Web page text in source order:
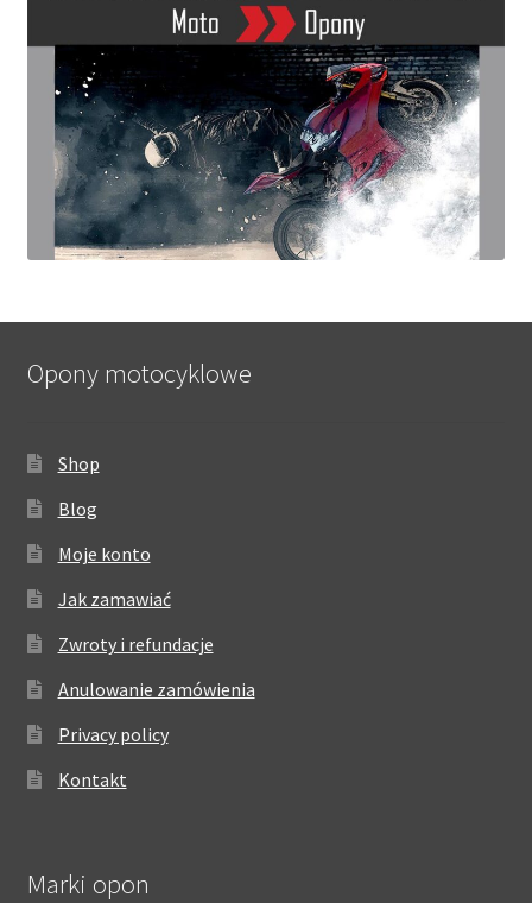
Opony motocyklowe
Shop
Blog
Moje konto
Jak zamawiać
Zwroty i refundacje
Anulowanie zamówienia
Privacy policy
Kontakt
Marki opon